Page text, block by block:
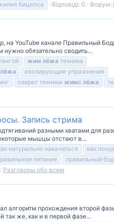
бицепса Відповіді: 0 Форум:
YouTube канале Правильный
обязательно сводить...
жим лёжа техника
лёжа
изолирующие упражнения
секрет техники жима лёжа
Запись стрима
разными хватами для
мышцы отстают в...
натурально накачаться
как
питание
правильный
Разговоры обо всем
алгоритм прохождения второй
же, как и в первой фазе...